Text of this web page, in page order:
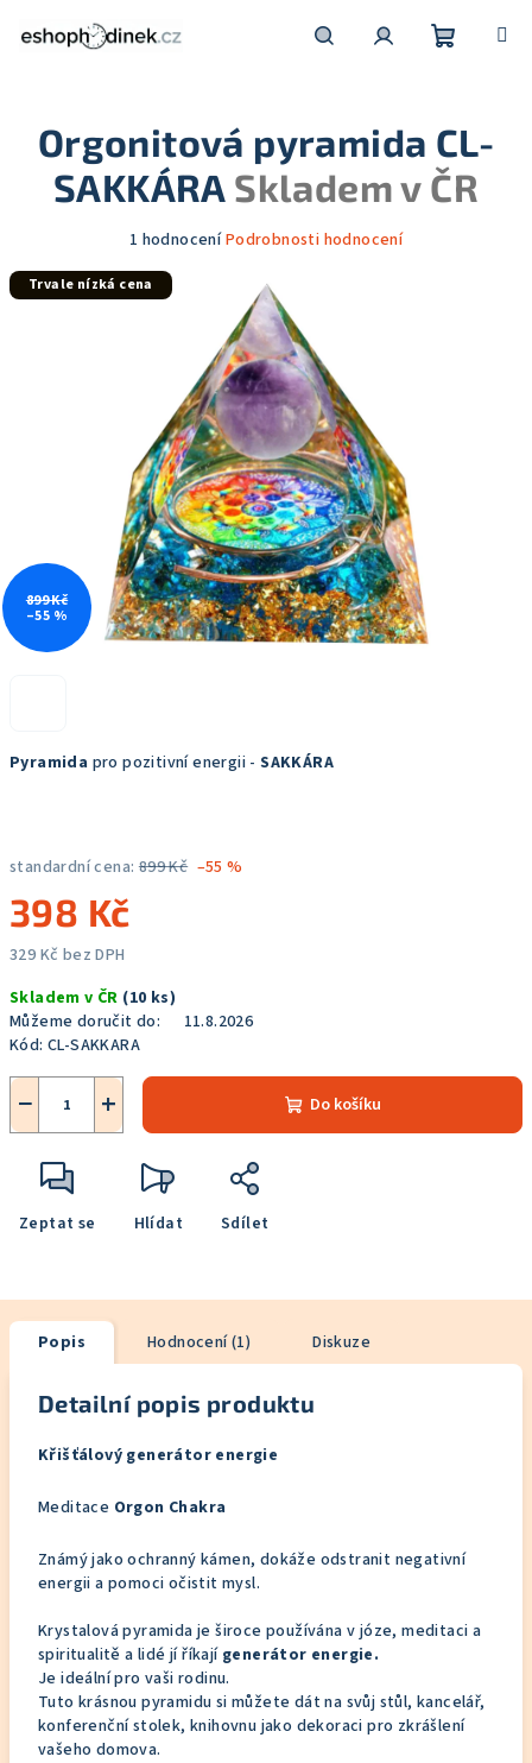
košík
Pyramida pro pozitivní energii -SAKKÁRA
standardní cena: 899 Kč –55 %
398 Kč
329 Kč bez DPH
cena:
Skladem v ČR (10 ks)
Můžeme doručit do:
11.8.2026
Kód: CL-SAKKARA
+
− Do košíku
Zeptat se Hlídat Sdílet
Orgonitová pyramida CL-
SAKKÁRA Skladem v ČR
Průměrné
produktu
hvězdiček.
1 hodnoceníPodrobnosti hodnocení
Trvale nízká cena
899 Kč
–55 %
Popis Hodnocení (1) Diskuze
Detailní popis produktu
Křišťálový generátor energie
Meditace Orgon Chakra
Známý jako ochranný kámen, dokáže odstranit negativní
energii a pomoci očistit mysl.
Krystalová pyramida je široce používána v józe, meditaci a
spiritualitě a lidé jí říkají generátor energie.
Je ideální pro vaši rodinu.
Tuto krásnou pyramidu si můžete dát na svůj stůl, kancelář,
konferenční stolek, knihovnu jako dekoraci pro zkrášlení
vašeho domova.